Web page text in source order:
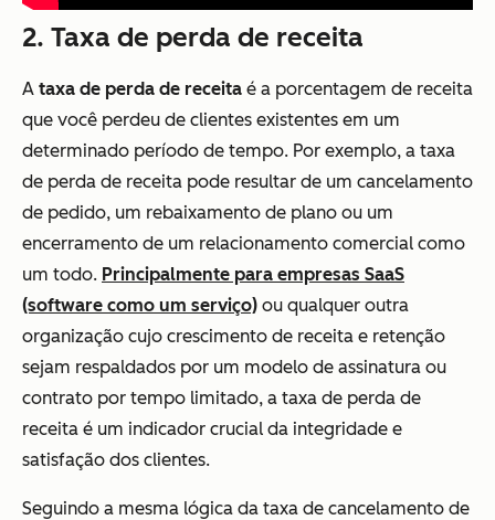
2. Taxa de perda de receita
A taxa de perda de receita é a porcentagem de receita
que você perdeu de clientes existentes em um
determinado período de tempo. Por exemplo, a taxa
de perda de receita pode resultar de um cancelamento
de pedido, um rebaixamento de plano ou um
encerramento de um relacionamento comercial como
um todo. Principalmente para empresas SaaS
(software como um serviço) ou qualquer outra
organização cujo crescimento de receita e retenção
sejam respaldados por um modelo de assinatura ou
contrato por tempo limitado, a taxa de perda de
receita é um indicador crucial da integridade e
satisfação dos clientes.
Seguindo a mesma lógica da taxa de cancelamento de